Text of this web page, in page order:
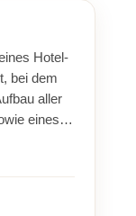
Hotel-
bei dem
aller
eines…